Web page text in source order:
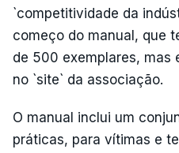
`competitividade da
começo do manual, que
de 500 exemplares, mas
no `site` da associação.
O manual inclui um
práticas, para vítimas e